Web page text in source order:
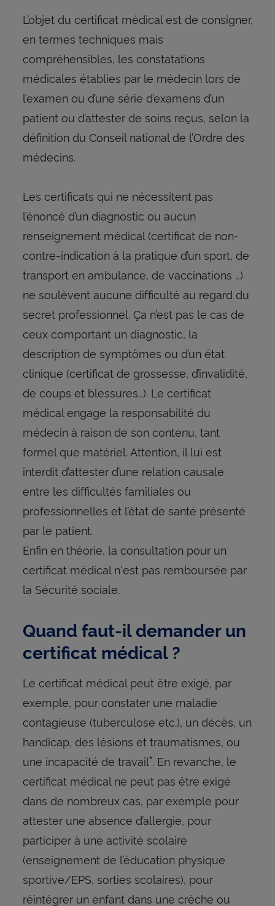
L’objet du certificat médical est de consigner,
en termes techniques mais
compréhensibles, les constatations
médicales établies par le médecin lors de
l’examen ou d’une série d’examens d’un
patient ou d’attester de soins reçus, selon la
définition du Conseil national de l’Ordre des
médecins.
Les certificats qui ne nécessitent pas
l’énoncé d’un diagnostic ou aucun
renseignement médical (certificat de non-
contre-indication à la pratique d’un sport, de
transport en ambulance, de vaccinations …)
ne soulèvent aucune difficulté au regard du
secret professionnel. Ça n’est pas le cas de
ceux comportant un diagnostic, la
description de symptômes ou d’un état
clinique (certificat de grossesse, d’invalidité,
de coups et blessures…). Le certificat
médical engage la responsabilité du
médecin à raison de son contenu, tant
formel que matériel. Attention, il lui est
interdit d’attester d’une relation causale
entre les difficultés familiales ou
professionnelles et l’état de santé présenté
par le patient.
Enfin en théorie, la consultation pour un
certificat médical n'est pas remboursée par
la Sécurité sociale.
Quand faut-il demander un
certificat médical ?
Le certificat médical peut être exigé, par
exemple, pour constater une maladie
contagieuse (tuberculose etc.), un décès, un
handicap, des lésions et traumatismes, ou
une incapacité de travail*. En revanche, le
certificat médical ne peut pas être exigé
dans de nombreux cas, par exemple pour
attester une absence d’allergie, pour
participer à une activité scolaire
(enseignement de l’éducation physique
sportive/EPS, sorties scolaires), pour
réintégrer un enfant dans une crèche ou